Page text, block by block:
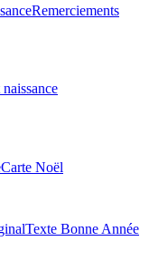
Remerciements
Carte Noël
Texte Bonne Année